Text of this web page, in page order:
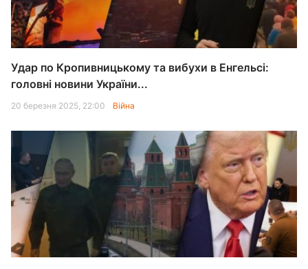
Удар по Кропивницькому та вибухи в Енгельсі:
головні новини України...
20 березня 2025, 22:00 Війна